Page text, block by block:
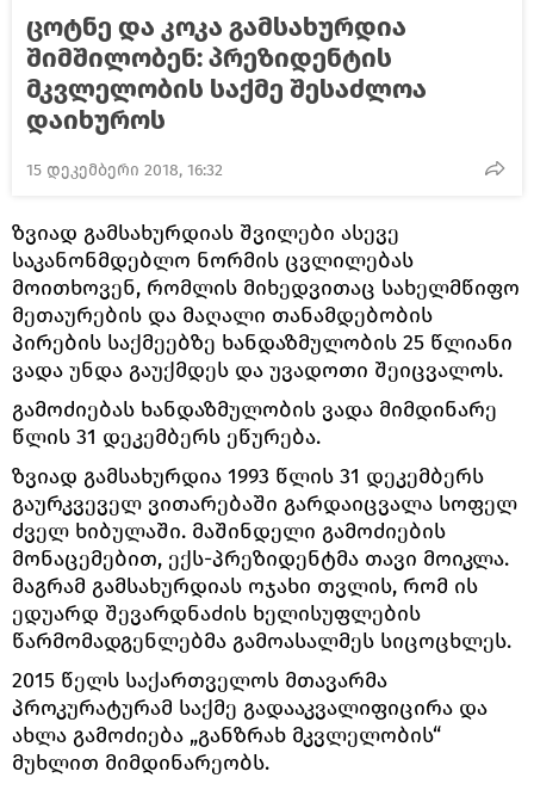
ცოტნე და კოკა გამსახურდია
შიმშილობენ: პრეზიდენტის
მკვლელობის საქმე შესაძლოა
დაიხუროს
15 დეკემბერი 2018, 16:32
ზვიად გამსახურდიას შვილები ასევე
საკანონმდებლო ნორმის ცვლილებას
მოითხოვენ, რომლის მიხედვითაც სახელმწიფო
მეთაურების და მაღალი თანამდებობის
პირების საქმეებზე ხანდაზმულობის 25 წლიანი
ვადა უნდა გაუქმდეს და უვადოთი შეიცვალოს.
გამოძიებას ხანდაზმულობის ვადა მიმდინარე
წლის 31 დეკემბერს ეწურება.
ზვიად გამსახურდია 1993 წლის 31 დეკემბერს
გაურკვეველ ვითარებაში გარდაიცვალა სოფელ
ძველ ხიბულაში. მაშინდელი გამოძიების
მონაცემებით, ექს-პრეზიდენტმა თავი მოიკლა.
მაგრამ გამსახურდიას ოჯახი თვლის, რომ ის
ედუარდ შევარდნაძის ხელისუფლების
წარმომადგენლებმა გამოასალმეს სიცოცხლეს.
2015 წელს საქართველოს მთავარმა
პროკურატურამ საქმე გადააკვალიფიცირა და
ახლა გამოძიება „განზრახ მკვლელობის“
მუხლით მიმდინარეობს.